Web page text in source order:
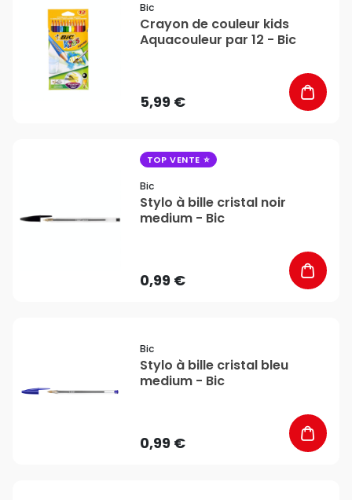
Bic
Crayon de couleur kids
Aquacouleur par 12 - Bic
5,99 €
TOP VENTE
Bic
Stylo à bille cristal noir
medium - Bic
0,99 €
Bic
Stylo à bille cristal bleu
medium - Bic
0,99 €